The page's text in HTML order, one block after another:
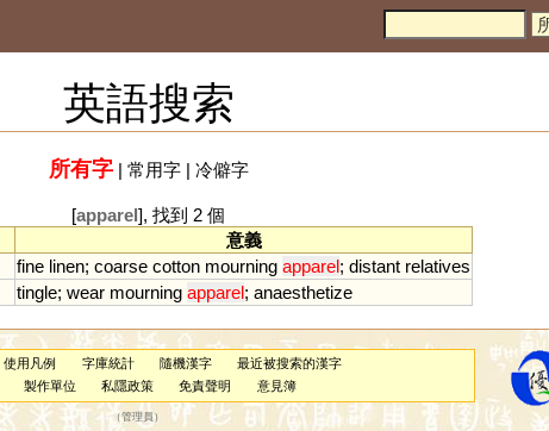
英語搜索
所有字| 常用字| 冷僻字
[apparel], 找到 2 個
意義
fine linen; coarse cotton mourning apparel; distant relatives
tingle; wear mourning apparel; anaesthetize
使用凡例 字庫統計 隨機漢字
最近被搜索的漢字
製作單位 私隱政策 免責聲明 意見簿
（管理員 ）